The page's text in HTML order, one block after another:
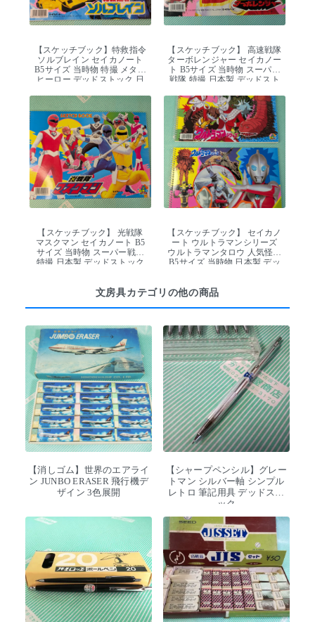
【スケッチブック】特救指令
ソルブレイン セイカノート
B5サイズ 当時物 特撮 メタル
ヒーロー デッドストック 日
【スケッチブック】 高速戦隊
ターボレンジャー セイカノー
ト B5サイズ 当時物 スーパー
戦隊 特撮 日本製 デッドスト
【スケッチブック】 光戦隊
マスクマン セイカノート B5
サイズ 当時物 スーパー戦隊
特撮 日本製 デッドストック
【スケッチブック】 セイカノ
ート ウルトラマンシリーズ
ウルトラマンタロウ 人気怪獣
B5サイズ 当時物 日本製 デッ
文房具カテゴリの他の商品
【消しゴム】世界のエアライ
ン JUNBO ERASER 飛行機デ
ザイン 3色展開
【シャープペンシル】グレー
トマン シルバー軸 シンプル
レトロ 筆記用具 デッドスト
ック